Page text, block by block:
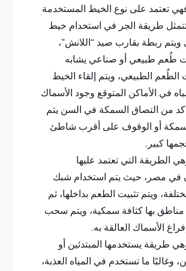
تعتمد على نوع الخيط المستخدمة
طريقة الجر في استخدام خيط
ربطة بقارب صيد “اللانش”،
طُعم طبيعي أو صناعي يشابه
الطبيعي، ويتم إلقاء الخيط
في الأماكن المتوقع وجود الأسماك
من التصاق السمكة في السن يتم
أو الوقوف على أقرب شاطئ
كبير.
الطريقة التي تعتمد عليها
في مصر، حيث يتم استخدام شبك
ويتم تثبيت الطعم بداخلها، ثم
بها كثافة سمكية، ويتم سحب
الأسماك العالقة به.
طريقة يستخدمها المبتدئين أو
وغالبًا ما تستخدم في المياه العذبة،